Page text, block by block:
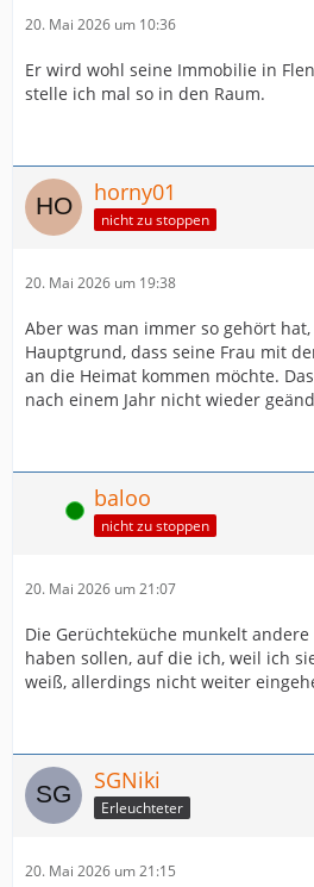
20. Mai 2026 um 10:36
Er wird wohl seine Immobilie in
stelle ich mal so in den Raum.
horny01
nicht zu stoppen
20. Mai 2026 um 19:38
Aber was man immer so gehört
Hauptgrund, dass seine Frau mit
an die Heimat kommen möchte.
nach einem Jahr nicht wieder
Online baloo
nicht zu stoppen
20. Mai 2026 um 21:07
Die Gerüchteküche munkelt
haben sollen, auf die ich, weil ich
weiß, allerdings nicht weiter
SGNiki
Erleuchteter
20. Mai 2026 um 21:15